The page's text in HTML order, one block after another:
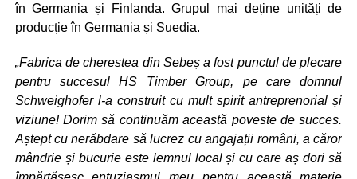
în Germania și Finlanda. Grupul mai deține unități de
producție în Germania și Suedia.
„Fabrica de cherestea din Sebeș a fost punctul de plecare
pentru succesul HS Timber Group, pe care domnul
Schweighofer l-a construit cu mult spirit antreprenorial și
viziune! Dorim să continuăm această poveste de succes.
Aștept cu nerăbdare să lucrez cu angajații români, a căror
mândrie și bucurie este lemnul local și cu care aș dori să